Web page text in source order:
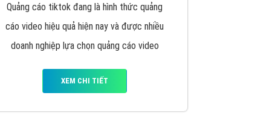
Quảng cáo tiktok đang là hình thức quảng
cáo video hiệu quả hiện nay và được nhiều
doanh nghiệp lựa chọn quảng cáo video
XEM CHI TIẾT